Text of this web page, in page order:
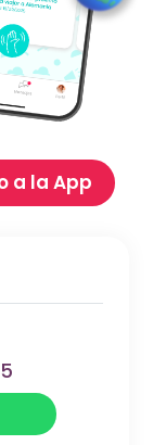
a la App